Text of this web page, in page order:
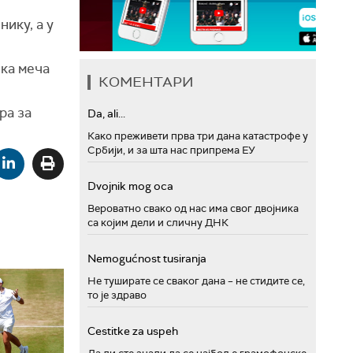
а у
меча
за
КОМЕНТАРИ
Da, ali...
Како преживети прва три дана катастрофе у
Србији, и за шта нас припрема ЕУ
Dvojnik mog oca
Вероватно свако од нас има свог двојника
са којим дели и сличну ДНК
Nemogućnost tusiranja
Не туширате се сваког дана – не стидите се,
то је здраво
Cestitke za uspeh